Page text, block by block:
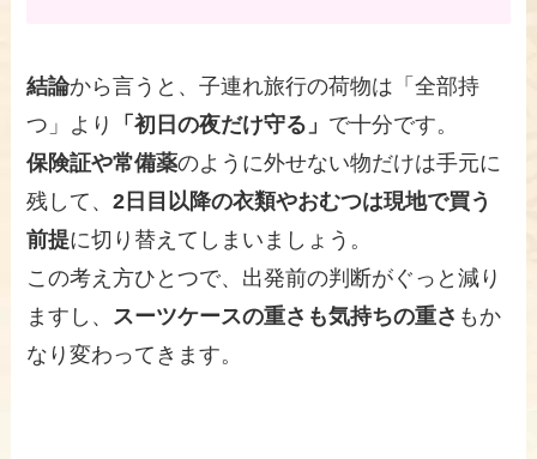
結論から言うと、子連れ旅行の荷物は「全部持
つ」より
「初日の夜だけ守る」 で十分です。
保険証や常備薬のように外せない物だけは手元に
残して、2日目以降の衣類やおむつは現地で買う
前提に切り替えてしまいましょう。
この考え方ひとつで、出発前の判断がぐっと減り
ますし、 スーツケースの重さも気持ちの重さ もか
なり変わってきます。